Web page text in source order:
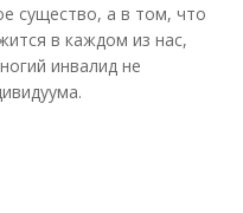
существо, а в том, что
в каждом из нас,
инвалид не